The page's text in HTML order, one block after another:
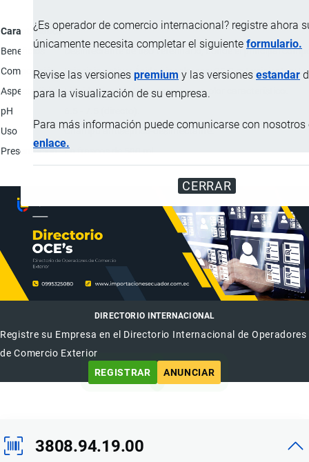
¿Es operador de comercio internacional? registre ahora
únicamente necesita completar el siguiente formulario.
Revise las versiones premium y las versiones estandar
para la visualización de su empresa.
Para más información puede comunicarse con nosotros
enlace.
CERRAR
Característica
Beneficios
Desinfectante de uso veterinario, donde el principal
Composición
Principio activo: Ácido hipocloroso: 25.0 g; Excipientes:
Aspecto físico Líquido viscoso transparente con olor característico.
pH
Uso
Champú antiséptico-desinfectante.
Presentación
En frascos de 500 ml.
DIRECTORIO INTERNACIONAL
Registre su Empresa en el Directorio Internacional de Operadores
de Comercio Exterior
REGISTRAR
ANUNCIAR
3808.94.19.00